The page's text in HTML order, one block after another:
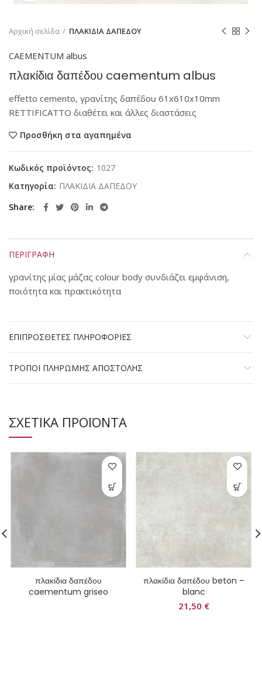
Αρχική σελίδα ΠΛΑΚΙΔΙΑ ΔΑΠΕΔΟΥ
CAEMENTUM albus
πλακίδια δαπέδου caementum albus
effetto cemento, γρανίτης δαπέδου 61x610x10mm
RETTIFICATTO διαθέτει και άλλες διαστάσεις
Προσθήκη στα αγαπημένα
Κωδικός προϊόντος: 1027
Κατηγορία: ΠΛΑΚΙΔΙΑ ΔΑΠΕΔΟΥ
Share
ΠΕΡΙΓΡΑΦΗ
γρανίτης μίας μάζας colour body συνδιάζει εμφάνιση,
ποιότητα και πρακτικότητα
ΕΠΙΠΡΟΣΘΕΤΕΣ ΠΛΗΡΟΦΟΡΙΕΣ
ΤΡΟΠΟΙ ΠΛΗΡΩΜΗΣ ΑΠΟΣΤΟΛΗΣ
ΣΧΕΤΙΚΑ ΠΡΟΪΟΝΤΑ
πλακίδια δαπέδου
caementum griseo
πλακίδια δαπέδου beton –
blanc
21,50 €